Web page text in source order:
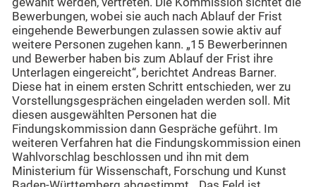
Bewerbungen, wobei sie auch nach Ablauf der Frist
eingehende Bewerbungen zulassen sowie aktiv auf
weitere Personen zugehen kann. „15 Bewerberinnen
und Bewerber haben bis zum Ablauf der Frist ihre
Unterlagen eingereicht“, berichtet Andreas Barner.
Diese hat in einem ersten Schritt entschieden, wer zu
Vorstellungsgesprächen eingeladen werden soll. Mit
diesen ausgewählten Personen hat die
Findungskommission dann Gespräche geführt. Im
weiteren Verfahren hat die Findungskommission einen
Wahlvorschlag beschlossen und ihn mit dem
Ministerium für Wissenschaft, Forschung und Kunst